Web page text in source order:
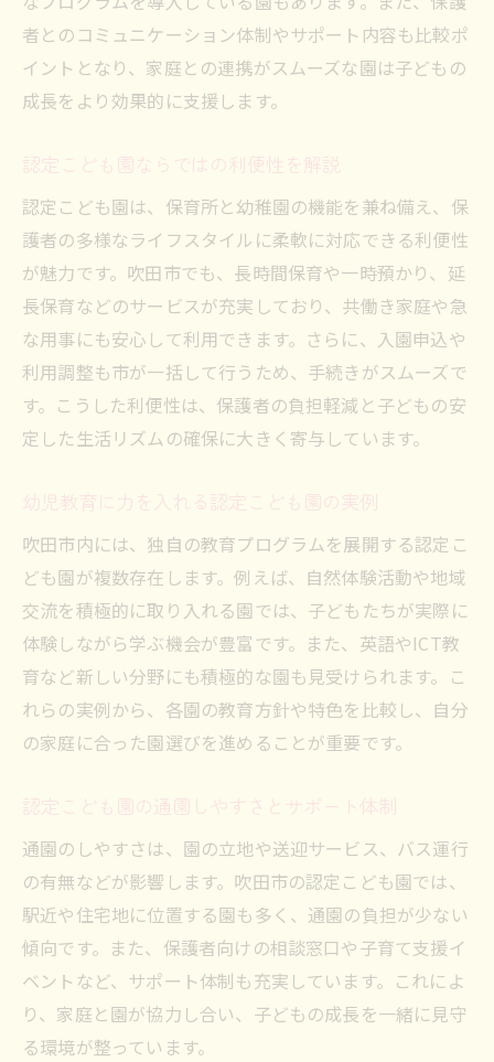
者とのコミュニケーション体制やサポート内容も比較ポ
イントとなり、家庭との連携がスムーズな園は子どもの
成長をより効果的に支援します。
認定こども園ならではの利便性を解説
認定こども園は、保育所と幼稚園の機能を兼ね備え、保
護者の多様なライフスタイルに柔軟に対応できる利便性
が魅力です。吹田市でも、長時間保育や一時預かり、延
長保育などのサービスが充実しており、共働き家庭や急
な用事にも安心して利用できます。さらに、入園申込や
利用調整も市が一括して行うため、手続きがスムーズで
す。こうした利便性は、保護者の負担軽減と子どもの安
定した生活リズムの確保に大きく寄与しています。
幼児教育に力を入れる認定こども園の実例
吹田市内には、独自の教育プログラムを展開する認定こ
ども園が複数存在します。例えば、自然体験活動や地域
交流を積極的に取り入れる園では、子どもたちが実際に
体験しながら学ぶ機会が豊富です。また、英語やICT教
育など新しい分野にも積極的な園も見受けられます。こ
れらの実例から、各園の教育方針や特色を比較し、自分
の家庭に合った園選びを進めることが重要です。
認定こども園の通園しやすさとサポート体制
通園のしやすさは、園の立地や送迎サービス、バス運行
の有無などが影響します。吹田市の認定こども園では、
駅近や住宅地に位置する園も多く、通園の負担が少ない
傾向です。また、保護者向けの相談窓口や子育て支援イ
ベントなど、サポート体制も充実しています。これによ
り、家庭と園が協力し合い、子どもの成長を一緒に見守
る環境が整っています。